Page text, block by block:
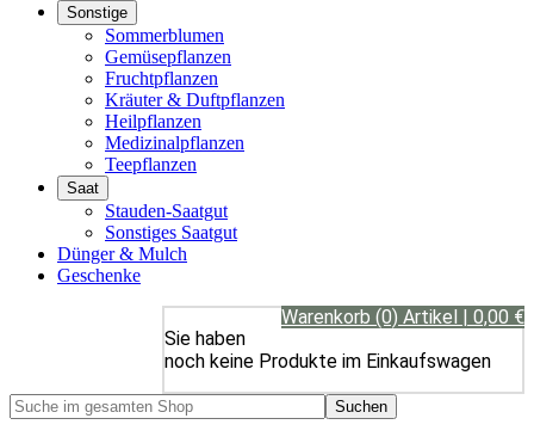
Sonstige
Sommerblumen
Gemüsepflanzen
Fruchtpflanzen
Kräuter & Duftpflanzen
Heilpflanzen
Medizinalpflanzen
Teepflanzen
Saat
Stauden-Saatgut
Sonstiges Saatgut
Dünger & Mulch
Geschenke
Warenkorb (0) Artikel | 0,00 €
Sie haben
noch keine Produkte im Einkaufswagen